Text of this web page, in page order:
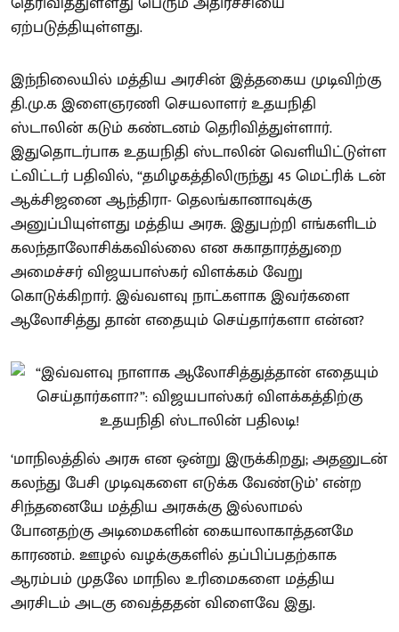
ஏற்படுத்தியுள்ளது.
இந்நிலையில் மத்திய அரசின் இத்தகைய முடிவிற்கு
தி.மு.க இளைஞரணி செயலாளர் உதயநிதி
ஸ்டாலின் கடும் கண்டனம் தெரிவித்துள்ளார்.
இதுதொடர்பாக உதயநிதி ஸ்டாலின் வெளியிட்டுள்ள
ட்விட்டர் பதிவில், “தமிழகத்திலிருந்து 45 மெட்ரிக் டன்
ஆக்சிஜனை ஆந்திரா- தெலங்கானாவுக்கு
அனுப்பியுள்ளது மத்திய அரசு. இதுபற்றி எங்களிடம்
கலந்தாலோசிக்கவில்லை என சுகாதாரத்துறை
அமைச்சர் விஜயபாஸ்கர் விளக்கம் வேறு
கொடுக்கிறார். இவ்வளவு நாட்களாக இவர்களை
ஆலோசித்து தான் எதையும் செய்தார்களா என்ன?
‘மாநிலத்தில் அரசு என ஒன்று இருக்கிறது; அதனுடன்
கலந்து பேசி முடிவுகளை எடுக்க வேண்டும்’ என்ற
சிந்தனையே மத்திய அரசுக்கு இல்லாமல்
போனதற்கு அடிமைகளின் கையாலாகாத்தனமே
காரணம். ஊழல் வழக்குகளில் தப்பிப்பதற்காக
ஆரம்பம் முதலே மாநில உரிமைகளை மத்திய
அரசிடம் அடகு வைத்ததன் விளைவே இது.